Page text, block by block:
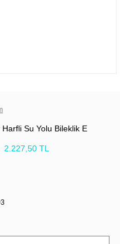
Su Yolu Bileklik E
2.227,50 TL